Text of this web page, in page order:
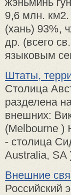
9,6 млн.
(хань) 93%,
др. (всего
языковым
Штаты,
Столица
разделена
внешних:
(Melbourne
- столица
Australia, SA
Внешние
Российский